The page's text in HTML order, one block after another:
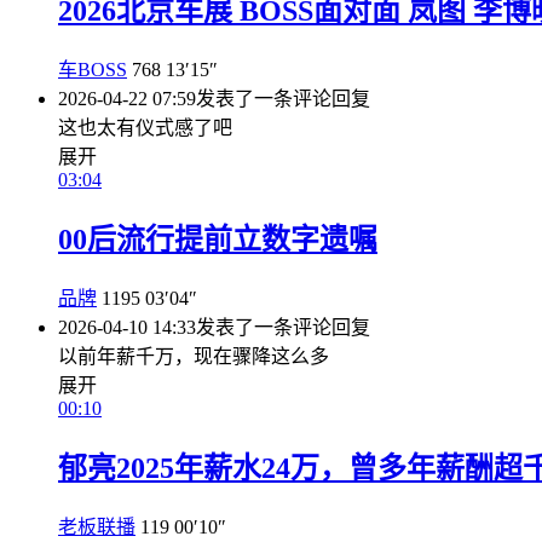
2026北京车展 BOSS面对面 岚图 李博
车BOSS 768 13′15″
2026-04-22 07:59发表了一条评论回复
这也太有仪式感了吧
展开
03:04
00后流行提前立数字遗嘱
品牌 1195 03′04″
2026-04-10 14:33发表了一条评论回复
以前年薪千万，现在骤降这么多
展开
00:10
郁亮2025年薪水24万，曾多年薪酬超
老板联播 119 00′10″